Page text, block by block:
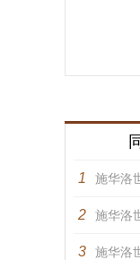
1 施华洛
2 施华洛
3 施华洛